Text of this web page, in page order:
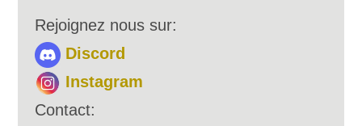
Rejoignez nous sur:
Discord
Instagram
Contact: